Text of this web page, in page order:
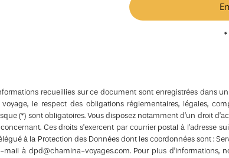
recueillies sur ce document sont enregistrées dans
voyage, le respect des obligations réglementaires, légales,
(*) sont obligatoires. Vous disposez notamment d’un droit
Ces droits s’exercent par courrier postal à
à la Protection des Données dont les coordonnées sont :
mail à dpd@chamina-voyages.com. Pour plus d’informations,